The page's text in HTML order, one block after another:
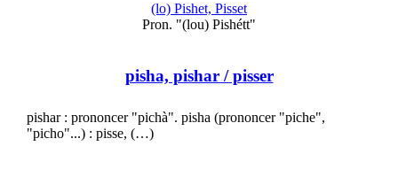
(lo) Pishet, Pisset
Pron. "(lou) Pishétt"
pisha, pishar/ pisser
pishar : prononcer "pichà". pisha (prononcer "piche",
"picho"...) : pisse, (…)